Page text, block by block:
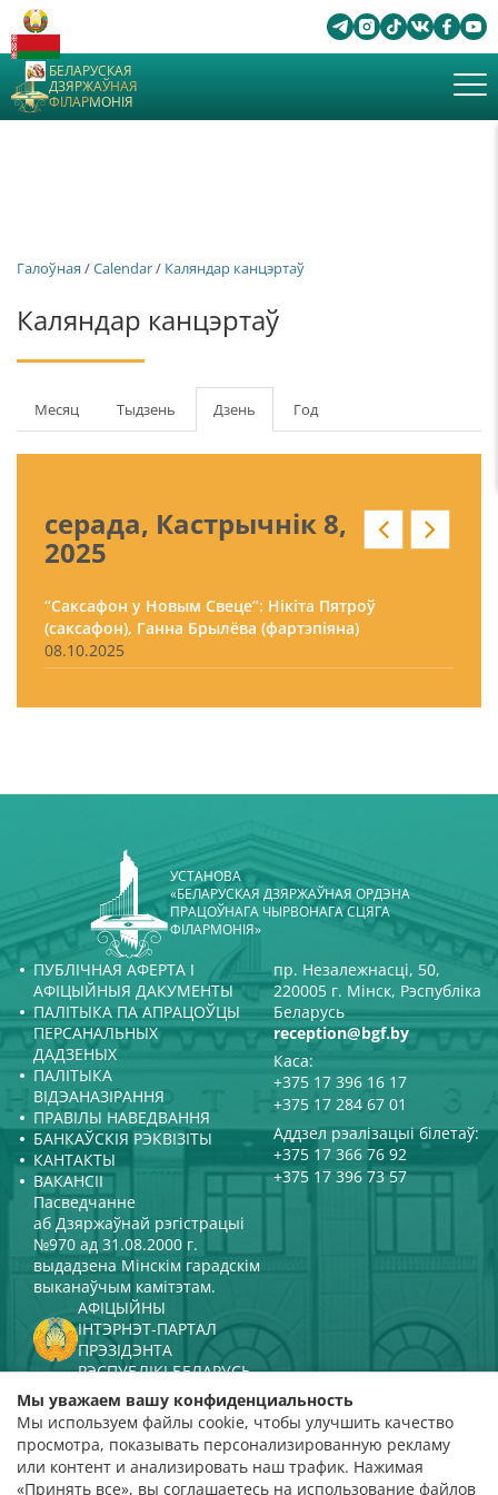
БЕЛАРУСКАЯ
ДЗЯРЖАЎНАЯ
ФІЛАРМОНІЯ
Галоўная /Calendar/ Каляндар канцэртаў
Каляндар канцэртаў
Першасныя
табы
Месяц Тыдзень Дзень (актыўны
таб)
Год
серада, Кастрычнік 8,
2025
“Саксафон у Новым Свеце”: Нікіта Пятроў
(саксафон), Ганна Брылёва (фартэпіяна)
08.10.2025
УСТАНОВА
«БЕЛАРУСКАЯ ДЗЯРЖАЎНАЯ ОРДЭНА
ПРАЦОЎНАГА ЧЫРВОНАГА СЦЯГА
ФІЛАРМОНІЯ»
ПУБЛІЧНАЯ АФЕРТА І
АФІЦЫЙНЫЯ ДАКУМЕНТЫ
ПАЛІТЫКА ПА АПРАЦОЎЦЫ
ПЕРСАНАЛЬНЫХ
ДАДЗЕНЫХ
ПАЛІТЫКА
ВІДЭАНАЗІРАННЯ
ПРАВІЛЫ НАВЕДВАННЯ
БАНКАЎСКІЯ РЭКВІЗІТЫ
КАНТАКТЫ
ВАКАНСІІ
пр. Незалежнасці, 50,
220005 г. Мінск, Рэспубліка
Беларусь
reception@bgf.by
Каса:
+375 17 396 16 17
+375 17 284 67 01
Аддзел рэалізацыі білетаў:
+375 17 366 76 92
+375 17 396 73 57
Пасведчанне
аб Дзяржаўнай рэгістрацыі
№970 ад 31.08.2000 г.
выдадзена Мінскім гарадскім
выканаўчым камітэтам.
АФІЦЫЙНЫ
ІНТЭРНЭТ-ПАРТАЛ
ПРЭЗІДЭНТА
РЭСПУБЛІКІ БЕЛАРУСЬ
МІНІСТЭРСТВА КУЛЬТУРЫ
РЭСПУБЛІКІ БЕЛАРУСЬ
ПАРТАЛ
РЭЙТЫНГАВАЙ АЦЭНКІ
Мы уважаем вашу конфиденциальность
Мы используем файлы cookie, чтобы улучшить качество
просмотра, показывать персонализированную рекламу
или контент и анализировать наш трафик. Нажимая
«Принять все», вы соглашаетесь на использование файлов